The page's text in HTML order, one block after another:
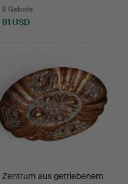
9 Gebote
81 USD
Zentrum aus getriebenem